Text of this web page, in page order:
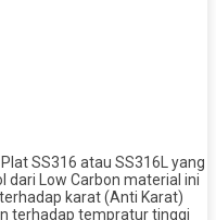
SS316 atau SS316L yang
dari Low Carbon material ini
karat (Anti Karat)
terhadap tempratur tinggi